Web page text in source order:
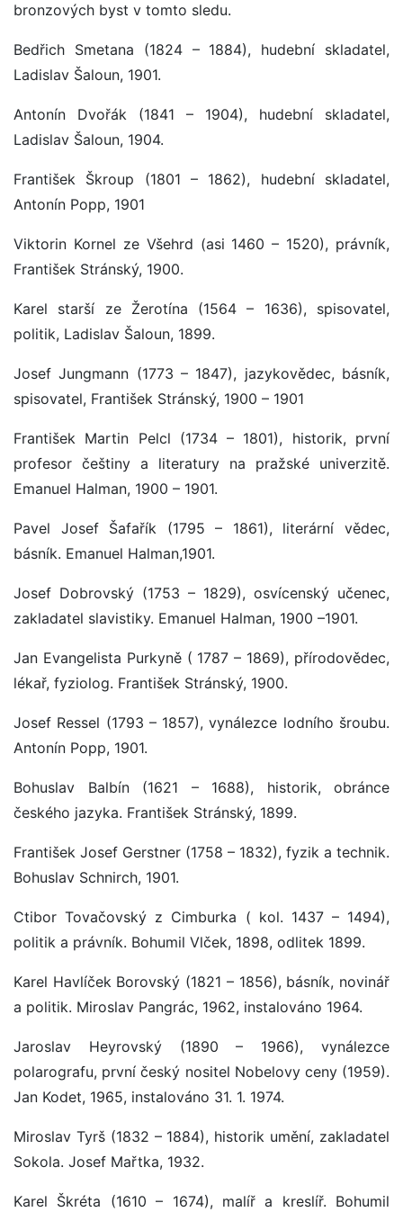
bronzových byst v tomto sledu.
Bedřich Smetana (1824 – 1884), hudební skladatel,
Ladislav Šaloun, 1901.
Antonín Dvořák (1841 – 1904), hudební skladatel,
Ladislav Šaloun, 1904.
František Škroup (1801 – 1862), hudební skladatel,
Antonín Popp, 1901
Viktorin Kornel ze Všehrd (asi 1460 – 1520), právník,
František Stránský, 1900.
Karel starší ze Žerotína (1564 – 1636), spisovatel,
politik, Ladislav Šaloun, 1899.
Josef Jungmann (1773 – 1847), jazykovědec, básník,
spisovatel, František Stránský, 1900 – 1901
František Martin Pelcl (1734 – 1801), historik, první
profesor češtiny a literatury na pražské univerzitě.
Emanuel Halman, 1900 – 1901.
Pavel Josef Šafařík (1795 – 1861), literární vědec,
básník. Emanuel Halman,1901.
Josef Dobrovský (1753 – 1829), osvícenský učenec,
zakladatel slavistiky. Emanuel Halman, 1900 –1901.
Jan Evangelista Purkyně ( 1787 – 1869), přírodovědec,
lékař, fyziolog. František Stránský, 1900.
Josef Ressel (1793 – 1857), vynálezce lodního šroubu.
Antonín Popp, 1901.
Bohuslav Balbín (1621 – 1688), historik, obránce
českého jazyka. František Stránský, 1899.
František Josef Gerstner (1758 – 1832), fyzik a technik.
Bohuslav Schnirch, 1901.
Ctibor Tovačovský z Cimburka ( kol. 1437 – 1494),
politik a právník. Bohumil Vlček, 1898, odlitek 1899.
Karel Havlíček Borovský (1821 – 1856), básník, novinář
a politik. Miroslav Pangrác, 1962, instalováno 1964.
Jaroslav Heyrovský (1890 – 1966), vynálezce
polarografu, první český nositel Nobelovy ceny (1959).
Jan Kodet, 1965, instalováno 31. 1. 1974.
Miroslav Tyrš (1832 – 1884), historik umění, zakladatel
Sokola. Josef Mařtka, 1932.
Karel Škréta (1610 – 1674), malíř a kreslíř. Bohumil